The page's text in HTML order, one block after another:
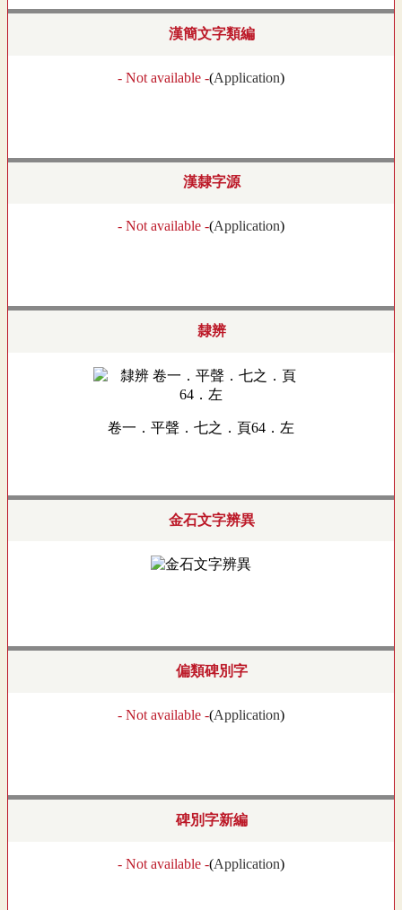
漢簡文字類編
- Not available -(Application)
漢隸字源
- Not available -(Application)
隸辨
卷一．平聲．七之．頁64．左
金石文字辨異
偏類碑別字
- Not available -(Application)
碑別字新編
- Not available -(Application)